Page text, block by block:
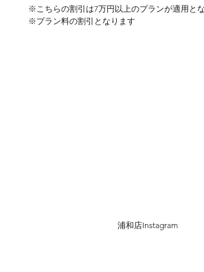
※こちらの割引は7万円以上のプランが適用と
※プラン料の割引となります
浦和店Instagram